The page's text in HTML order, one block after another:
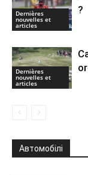
Dernières
nouvelles et
articles
?
Dernières
nouvelles et
articles
Автомобілі